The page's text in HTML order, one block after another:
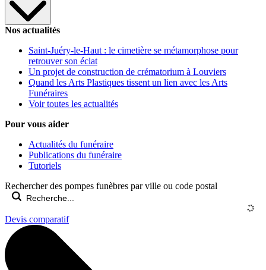
Nos actualités
Saint-Juéry-le-Haut : le cimetière se métamorphose pour
retrouver son éclat
Un projet de construction de crématorium à Louviers
Quand les Arts Plastiques tissent un lien avec les Arts
Funéraires
Voir toutes les actualités
Pour vous aider
Actualités du funéraire
Publications du funéraire
Tutoriels
Rechercher des pompes funèbres par ville ou code postal
Devis comparatif